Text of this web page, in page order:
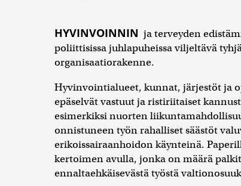
HYVINVOINNIN ja terveyden
poliittisissa juhlapuheissa viljeltävä
organisaatiorakenne.
Hyvinvointialueet, kunnat, järjestöt ja
epäselvät vastuut ja ristiriitaiset
esimerkiksi nuorten
onnistuneen työn rahalliset säästöt
erikoissairaanhoidon käynteinä.
kertoimen avulla, jonka on määrä
ennaltaehkäisevästä työstä